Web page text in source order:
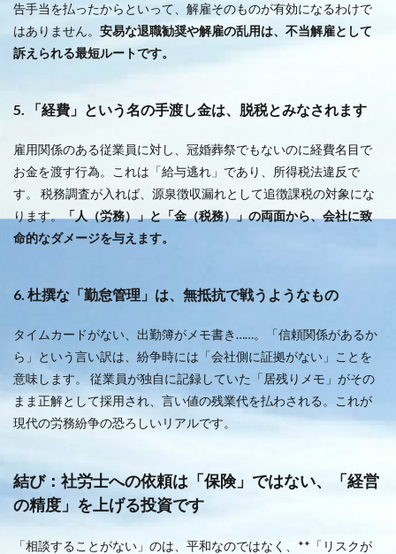
告手当を払ったからといって、解雇そのものが有効になるわけで
はありません。 安易な退職勧奨や解雇の乱用は、不当解雇として
訴えられる最短ルートです。
5. 「経費」という名の手渡し金は、脱税とみなされます
雇用関係のある従業員に対し、冠婚葬祭でもないのに経費名目で
お金を渡す行為。これは「給与逃れ」であり、所得税法違反で
す。 税務調査が入れば、源泉徴収漏れとして追徴課税の対象にな
ります。「人（労務）」と「金（税務）」の両面から、会社に致
命的なダメージを与えます。
6. 杜撰な「勤怠管理」は、無抵抗で戦うようなもの
タイムカードがない、出勤簿がメモ書き……。「信頼関係があるか
ら」という言い訳は、紛争時には「会社側に証拠がない」ことを
意味します。 従業員が独自に記録していた「居残りメモ」がその
まま正解として採用され、言い値の残業代を払わされる。これが
現代の労務紛争の恐ろしいリアルです。
結び：社労士への依頼は「保険」ではない、「経営
の精度」を上げる投資です
「相談することがない」のは、平和なのではなく、**「リスクが